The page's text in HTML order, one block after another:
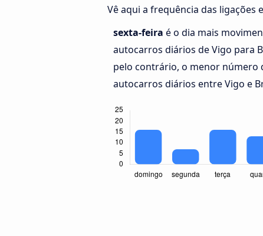
Vê aqui a frequência das ligações
sexta-feira é o dia mais
autocarros diários de Vigo para
pelo contrário, o menor número
autocarros diários entre Vigo e